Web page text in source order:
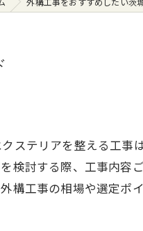
ステリアを整える工事
討する際、工事内容
構工事の相場や選定ポ